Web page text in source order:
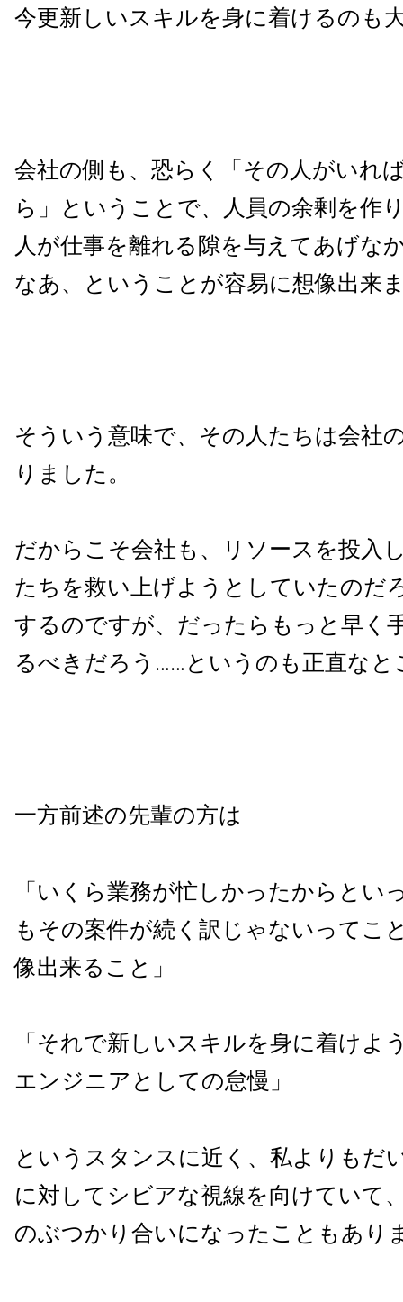
今更新しいスキルを身に着けるのも
会社の側も、恐らく「その人がいれ
ら」ということで、人員の余剰を作
人が仕事を離れる隙を与えてあげな
なあ、ということが容易に想像出来
そういう意味で、その人たちは会社
りました。
だからこそ会社も、リソースを投入
たちを救い上げようとしていたのだ
するのですが、だったらもっと早く
るべきだろう……というのも正直なと
一方前述の先輩の方は
「いくら業務が忙しかったからとい
もその案件が続く訳じゃないってこ
像出来ること」
「それで新しいスキルを身に着けよ
エンジニアとしての怠慢」
というスタンスに近く、私よりもだ
に対してシビアな視線を向けていて
のぶつかり合いになったこともあり